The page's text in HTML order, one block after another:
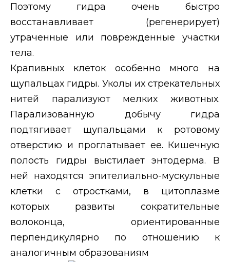
Поэтому гидра очень быстро
восстанавливает (регенерирует)
утраченные или поврежденные участки
тела.
Крапивных клеток особенно много на
щупальцах гидры. Уколы их стрекательных
нитей парализуют мелких животных.
Парализованную добычу гидра
подтягивает щупальцами к ротовому
отверстию и проглатывает ее. Кишечную
полость гидры выстилает энтодерма. В
ней находятся эпителиально-мускульные
клетки с отростками, в цитоплазме
которых развиты сократительные
волоконца, ориентированные
перпендикулярно по отношению к
аналогичным образованиям